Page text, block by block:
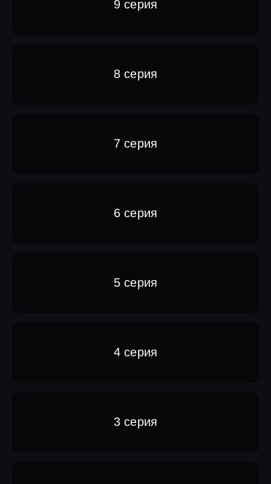
9 серия
8 серия
7 серия
6 серия
5 серия
4 серия
3 серия